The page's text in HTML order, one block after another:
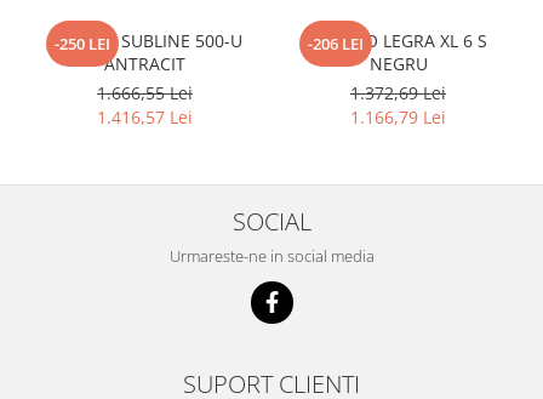
-250 LEI
BLANCO SUBLINE 500-U
ANTRACIT
1.666,55 Lei
1.416,57 Lei
-206 LEI
BLANCO LEGRA XL 6 S
NEGRU
1.372,69 Lei
1.166,79 Lei
SOCIAL
Urmareste-ne in social media
SUPORT CLIENTI